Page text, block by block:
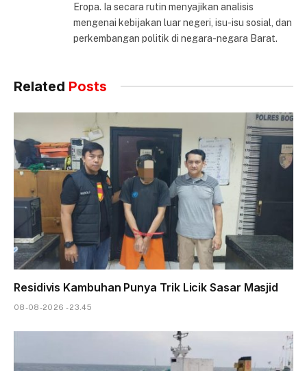
Eropa. Ia secara rutin menyajikan analisis
mengenai kebijakan luar negeri, isu-isu sosial, dan
perkembangan politik di negara-negara Barat.
Related Posts
Residivis Kambuhan Punya Trik Licik Sasar Masjid
08-08-2026 - 23.45